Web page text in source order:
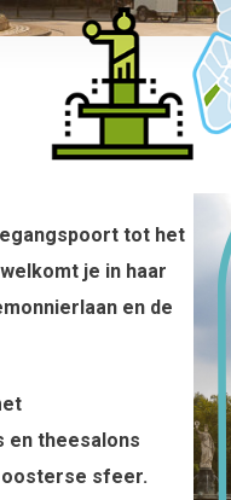
tot het
je in haar
en de
en theesalons
oosterse sfeer.